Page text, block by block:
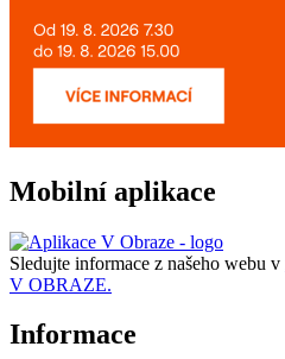
Mobilní aplikace
Sledujte informace z našeho webu v
V OBRAZE.
Informace